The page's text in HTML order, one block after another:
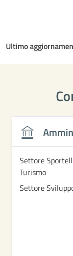
Ultimo
Settore
Turismo
Settore